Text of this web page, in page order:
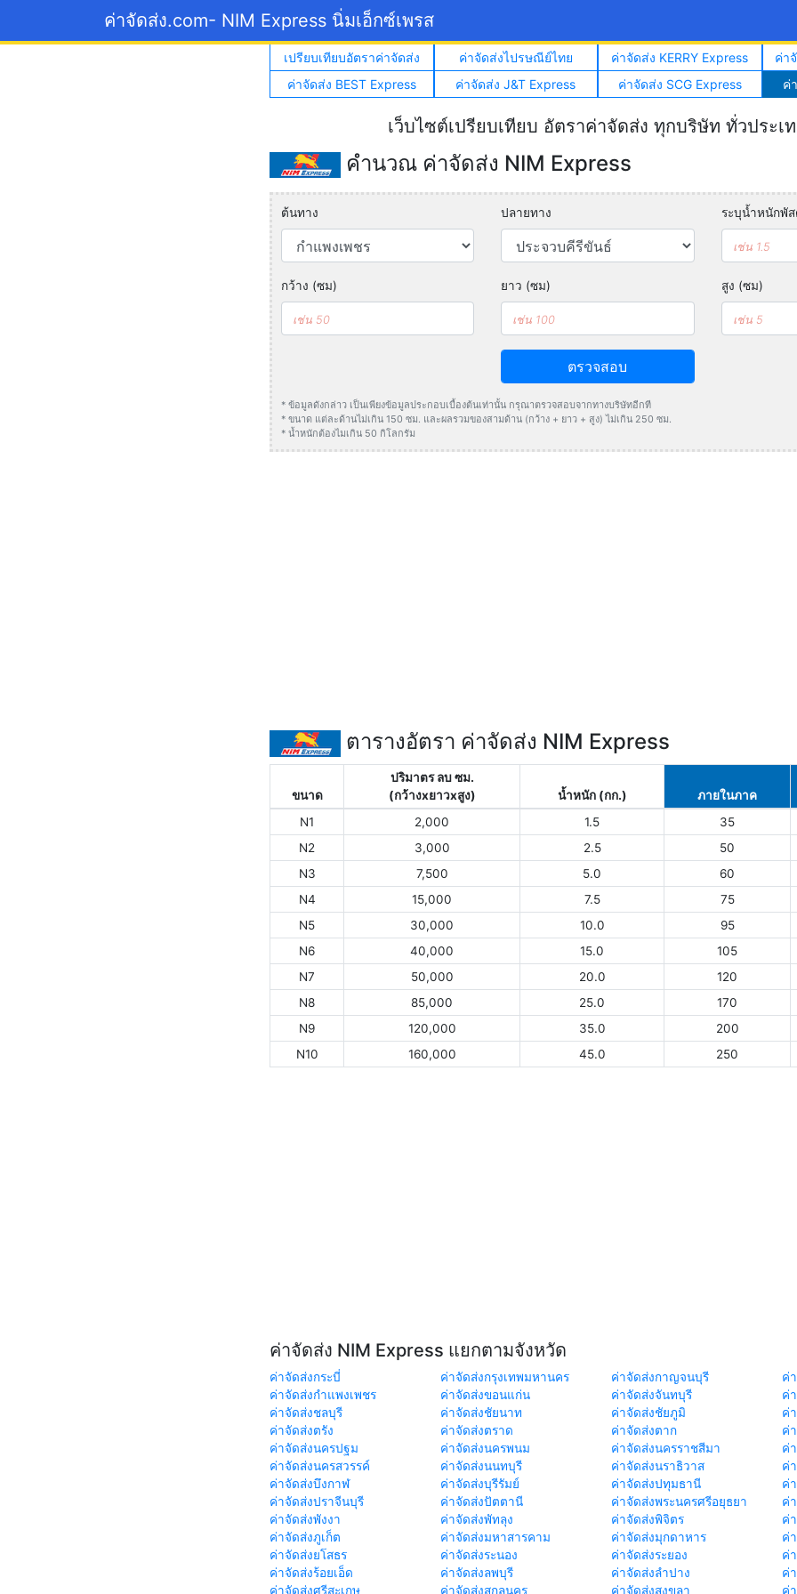
ค่าจัดส่ง.com- NIM Express นิ่มเอ็กซ์เพรส
เปรียบเทียบอัตราค่าจัดส่ง ค่าจัดส่งไปรษณีย์ไทย ค่าจัดส่ง KERRY Express
ค่า
ค่าจัดส่ง BEST Express
ค่าจัดส่ง J&T Express ค่าจัดส่ง SCG Express ค่
เว็บไซต์เปรียบเทียบ อัตราค่าจัดส่ง ทุกบริษัท ทั่วประเ
คำนวณ ค่าจัดส่ง NIM Express
ต้นทาง ปลายทาง ระบุน้ำหนักพั
กว้าง (ซม) ยาว (ซม) สูง (ซม)
ตรวจสอบ
* ข้อมูลดังกล่าว เป็นเพียงข้อมูลประกอบเบื้องต้นเท่านั้น กรุณาตรวจสอบจากทางบริษัทอีกที
* ขนาด แต่ละด้านไม่เกิน 150 ซม. และผลรวมของสามด้าน (กว้าง + ยาว + สูง) ไม่เกิน 250 ซม.
* น้ำหนักต้องไมเกิน 50 กิโลกรัม
ตารางอัตรา ค่าจัดส่ง NIM Express
ขนาด
ปริมาตร ลบ ซม.
(กว้างxยาวxสูง)
น้ำหนัก (กก.) ภายในภาค
N1
2,000 1.5 35
N2
3,000 2.5 50
N3
7,500 5.0 60
N4
15,000 7.5 75
N5
30,000 10.0 95
N6
40,000 15.0 105
N7
50,000 20.0 120
N8
85,000 25.0 170
N9
120,000 35.0 200
N10
160,000 45.0 250
ค่าจัดส่ง NIM Express แยกตามจังหวัด
ค่าจัดส่งกระบี่ ค่าจัดส่งกรุงเทพมหานคร ค่าจัดส่งกาญจนบุรี
ค่
ค่าจัดส่งกำแพงเพชร
ค่าจัดส่งขอนแก่น ค่าจัดส่งจันทบุรี
ค่
ค่าจัดส่งชลบุรี
ค่าจัดส่งชัยนาท ค่าจัดส่งชัยภูมิ
ค่
ค่าจัดส่งตรัง
ค่าจัดส่งตราด ค่าจัดส่งตาก
ค่
ค่าจัดส่งนครปฐม
ค่าจัดส่งนครพนม ค่าจัดส่งนครราชสีมา
ค่
ค่าจัดส่งนครสวรรค์
ค่าจัดส่งนนทบุรี ค่าจัดส่งนราธิวาส
ค่
ค่าจัดส่งบึงกาฬ
ค่าจัดส่งบุรีรัมย์ ค่าจัดส่งปทุมธานี
ค่
ค่าจัดส่งปราจีนบุรี
ค่าจัดส่งปัตตานี ค่าจัดส่งพระนครศรีอยุธยา
ค่
ค่าจัดส่งพังงา
ค่าจัดส่งพัทลุง ค่าจัดส่งพิจิตร
ค่
ค่าจัดส่งภูเก็ต
ค่าจัดส่งมหาสารคาม ค่าจัดส่งมุกดาหาร
ค่
ค่าจัดส่งยโสธร
ค่าจัดส่งระนอง ค่าจัดส่งระยอง
ค่
ค่าจัดส่งร้อยเอ็ด
ค่าจัดส่งลพบุรี ค่าจัดส่งลำปาง
ค่
ค่าจัดส่งศรีสะเกษ
ค่าจัดส่งสกลนคร ค่าจัดส่งสงขลา ค่